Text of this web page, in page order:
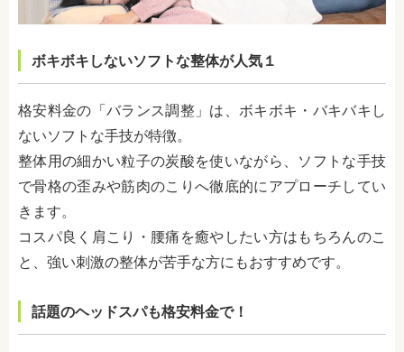
ボキボキしないソフトな整体が人気１
格安料金の「バランス調整」は、ボキボキ・バキバキし
ないソフトな手技が特徴。
整体用の細かい粒子の炭酸を使いながら、ソフトな手技
で骨格の歪みや筋肉のこりへ徹底的にアプローチしてい
きます。
コスパ良く肩こり・腰痛を癒やしたい方はもちろんのこ
と、強い刺激の整体が苦手な方にもおすすめです。
話題のヘッドスパも格安料金で！